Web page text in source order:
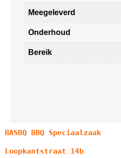
Meegeleverd
Onderhoud
Bereik
BASBQ BBQ Speciaalzaak
Loopkantstraat 14b